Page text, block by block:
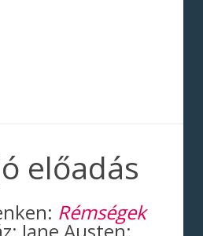
előadás
Rémségek